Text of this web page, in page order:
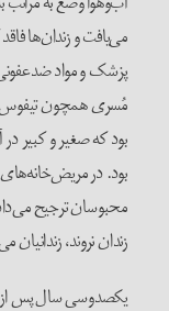
می‌یافت و زندان‌ها
پزشک و مواد
مُسری همچون تیفوس
بود که صغیر و کبیر
بود. در
محبوسان ترجیح
زندان نروند،
یکصدوسی سال پس از